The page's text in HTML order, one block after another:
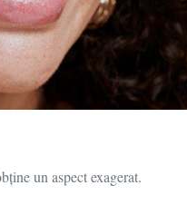
un aspect exagerat.